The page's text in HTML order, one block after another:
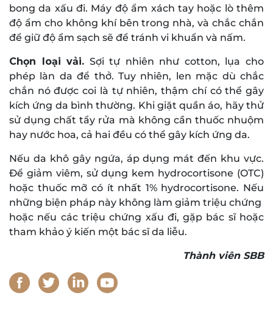
bong da xấu đi. Máy độ ẩm xách tay hoặc lò thêm
độ ẩm cho không khí bên trong nhà, và chắc chắn
để giữ độ ẩm sạch sẽ để tránh vi khuẩn và nấm.
Chọn loại vải. Sợi tự nhiên như cotton, lụa cho
phép làn da để thở. Tuy nhiên, len mặc dù chắc
chắn nó được coi là tự nhiên, thậm chí có thể gây
kích ứng da bình thường. Khi giặt quần áo, hãy thử
sử dụng chất tẩy rửa mà không cần thuốc nhuộm
hay nước hoa, cả hai đều có thể gây kích ứng da.
Nếu da khô gây ngứa, áp dụng mát đến khu vực.
Để giảm viêm, sử dụng kem hydrocortisone (OTC)
hoặc thuốc mỡ có ít nhất 1% hydrocortisone. Nếu
những biện pháp này không làm giảm triệu chứng
hoặc nếu các triệu chứng xấu đi, gặp bác sĩ hoặc
tham khảo ý kiến một bác sĩ da liễu.
Thành viên SBB